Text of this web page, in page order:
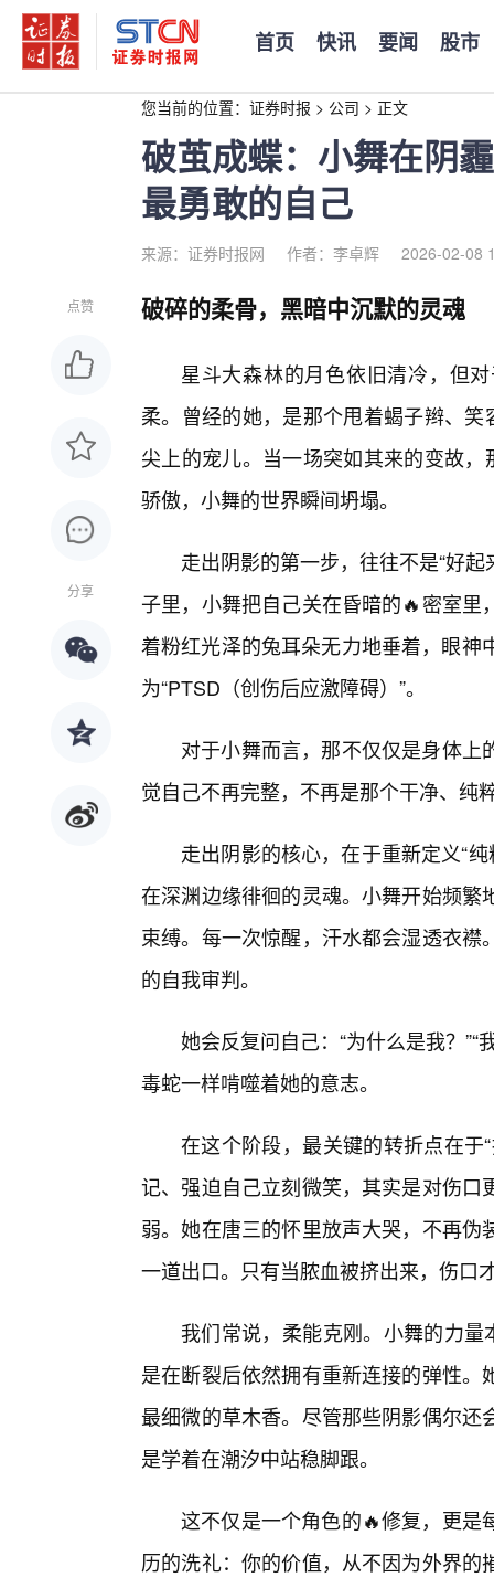
首页 快讯 要闻 股市
您当前的位置： 证券时报 > 公司 > 正文
破茧成蝶：小舞在阴
最勇敢的自己
来源：证券时报网 作者：李卓辉 2026-02-08
点赞
分享
破碎的柔骨，黑暗中沉默的灵魂
星斗大森林的月色依旧清冷，但
柔。曾经的她，是那个甩着蝎子辫、
尖上的宠儿。当一场突如其来的变故
骄傲，小舞的世界瞬间坍塌。
走出阴影的第一步，往往不是“好
子里，小舞把自己关在昏暗的🔥密室
着粉红光泽的兔耳朵无力地垂着，眼
为“PTSD（创伤后应激障碍）”。
对于小舞而言，那不仅仅是身体
觉自己不再完整，不再是那个干净、纯
走出阴影的核心，在于重新定义“
在深渊边缘徘徊的灵魂。小舞开始频
束缚。每一次惊醒，汗水都会湿透衣
的自我审判。
她会反复问自己：“为什么是我？
毒蛇一样啃噬着她的意志。
在这个阶段，最关键的转折点在于
记、强迫自己立刻微笑，其实是对伤
弱。她在唐三的怀里放声大哭，不再
一道出口。只有当脓血被挤出来，伤口
我们常说，柔能克刚。小舞的力量
是在断裂后依然拥有重新连接的弹性
最细微的草木香。尽管那些阴影偶尔
是学着在潮汐中站稳脚跟。
这不仅是一个角色的🔥修复，更是
历的洗礼：你的价值，从不因为外界